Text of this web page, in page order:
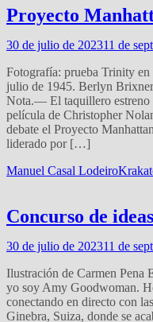
Proyecto
30 de julio de 202311 de
Fotografía: prueba Trinity
julio de 1945. Berlyn
Nota.— El taquillero estreno
película de Christopher
debate el Proyecto
liderado por […]
Manuel Casal Lodeiro
Concurso de
30 de julio de 202311 de
Ilustración de Carmen
yo soy Amy Goodwoman.
conectando en directo con
Ginebra, Suiza, donde se